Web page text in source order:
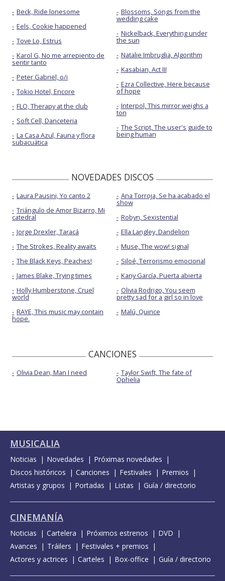
Beck, Ride lonesome
Eels, Cookie happened
Tove Lo, Estrus
Karol G, No me arrepiento de
sentir tanto
Peter Gabriel, o/i
Tokio Hotel, Encore
FLO, Therapy at the club
Soft Cell, Danceteria
La Casa Azul, Fauna y flora
subacuática
Blossoms, Songs from the
wedding cake
Nickelback, Everything under
the sun
Natalie Imbruglia, Algorithm
Kasabian, Act III
Ezra Collective, Here because
of hope
Interpol, This mirror weighs a
ton
The Script, The user's guide to
being human
NOVEDADES DISCOS
Laura Pausini, Yo canto 2
Triángulo de Amor Bizarro, Mi
catedral
Jorge Drexler, Taracá
The Strokes, Reality awaits
The Black Keys, Peaches!
James Blake, Trying times
Holly Humberstone, Cruel
world
RAYE, This music may contain
hope.
Ana Torroja, Se ha acabado el
show
Robyn, Sexistential
Ella Langley, Dandelion
Muse, The wow! signal
Siloé, Terrorismo emocional
Kany García, Puerta abierta
Olivia Rodrigo, You seem
pretty sad for a girl so in love
Malú, Quince
CANCIONES
Olivia Dean, Man I need Taylor Swift, The fate of
Ophelia
MUSICALIA
Noticias Novedades
Próximas novedades
Discos históricos
Canciones Festivales
Premios
Artistas y grupos
Portadas Listas Guía / directorio
CINEMANÍA
Noticias Cartelera Próximos estrenos
DVD
Avances
Tráilers
Festivales + premios
Actores y actrices
Carteles Box-office Guía / directorio